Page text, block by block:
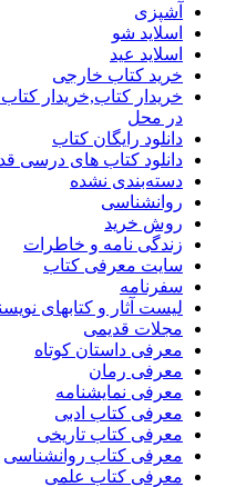
آشپزی
اسلاید شو
اسلاید عید
خرید کتاب خارجی
خریدار کتاب,خریدار
در محل
دانلود رایگان کتاب
دانلود کتاب های درسی
دسته‌بندی نشده
روانشناسی
روش خرید
زندگی نامه و خاطرات
سایت معرفی کتاب
سفرنامه
لیست آثار و کتابهای
مجلات قدیمی
معرفی داستان کوتاه
معرفی رمان
معرفی نمایشنامه
معرفی کتاب ادبی
معرفی کتاب تاریخی
معرفی کتاب روانشناسی
معرفی کتاب علمی